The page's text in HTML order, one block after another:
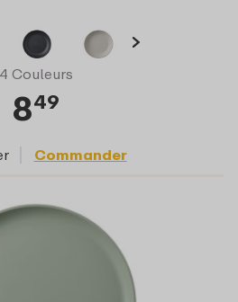
4 Couleurs
849
Commander